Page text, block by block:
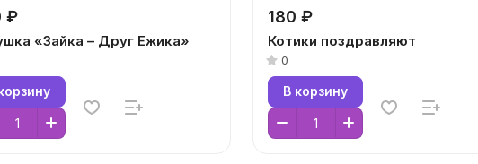
₽
«Зайка – Друг Ежика»
180 ₽
Котики поздравляют
0
В корзину